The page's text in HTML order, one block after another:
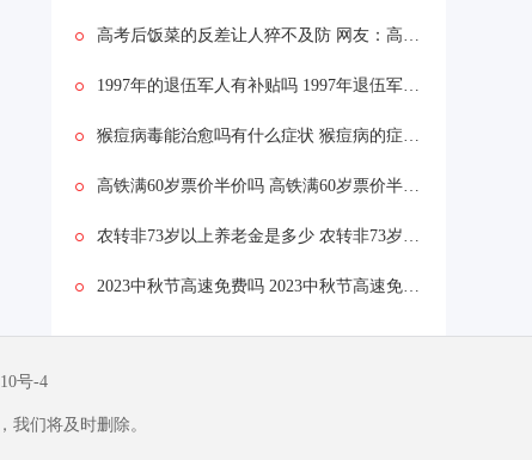
高考后饭菜的反差让人猝不及防 网友：高光时刻已一去不返
1997年的退伍军人有补贴吗 1997年退伍军人有什么补贴
猴痘病毒能治愈吗有什么症状 猴痘病的症状是什么及表现是什么
高铁满60岁票价半价吗 高铁满60岁票价半价消息可靠吗
农转非73岁以上养老金是多少 农转非73岁以上每月多少钱
2023中秋节高速免费吗 2023中秋节高速免费是哪几天
号-4
们将及时删除。